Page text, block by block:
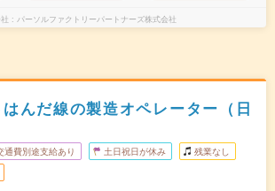
パーソルファクトリーパートナーズ株式会社
んだ線の製造オペレーター（日
通費別途支給あり 土日祝日が休み 残業なし